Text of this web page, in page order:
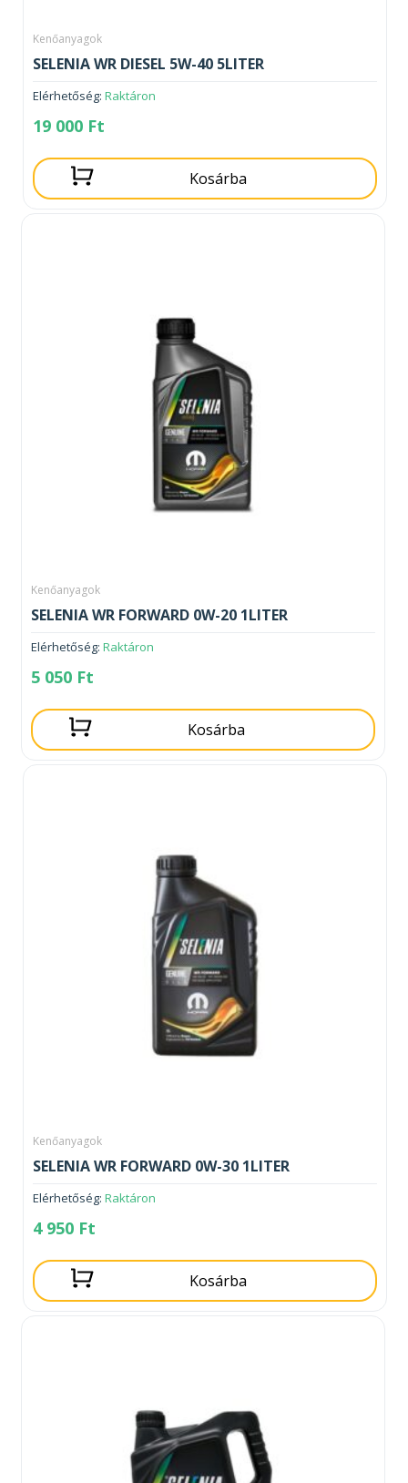
Kenőanyagok
SELENIA WR DIESEL 5W-40 5LITER
Elérhetőség: Raktáron
19 000 Ft
Kosárba
Kenőanyagok
SELENIA WR FORWARD 0W-20 1LITER
Elérhetőség: Raktáron
5 050 Ft
Kosárba
Kenőanyagok
SELENIA WR FORWARD 0W-30 1LITER
Elérhetőség: Raktáron
4 950 Ft
Kosárba